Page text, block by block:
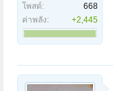
โพสต์:
668
ค่าพลัง:
+2,445